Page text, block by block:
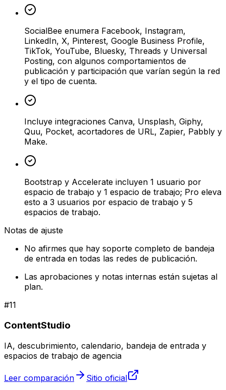
SocialBee enumera Facebook, Instagram,
LinkedIn, X, Pinterest, Google Business Profile,
TikTok, YouTube, Bluesky, Threads y Universal
Posting, con algunos comportamientos de
publicación y participación que varían según la red
y el tipo de cuenta.
Incluye integraciones Canva, Unsplash, Giphy,
Quu, Pocket, acortadores de URL, Zapier, Pabbly y
Make.
Bootstrap y Accelerate incluyen 1 usuario por
espacio de trabajo y 1 espacio de trabajo; Pro eleva
esto a 3 usuarios por espacio de trabajo y 5
espacios de trabajo.
Notas de ajuste
No afirmes que hay soporte completo de bandeja
de entrada en todas las redes de publicación.
Las aprobaciones y notas internas están sujetas al
plan.
#11
ContentStudio
IA, descubrimiento, calendario, bandeja de entrada y
espacios de trabajo de agencia
Leer comparación
Sitio oficial